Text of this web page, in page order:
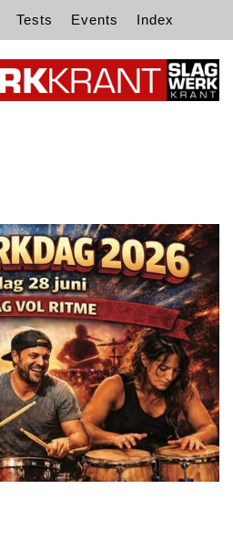
Tests Events Index